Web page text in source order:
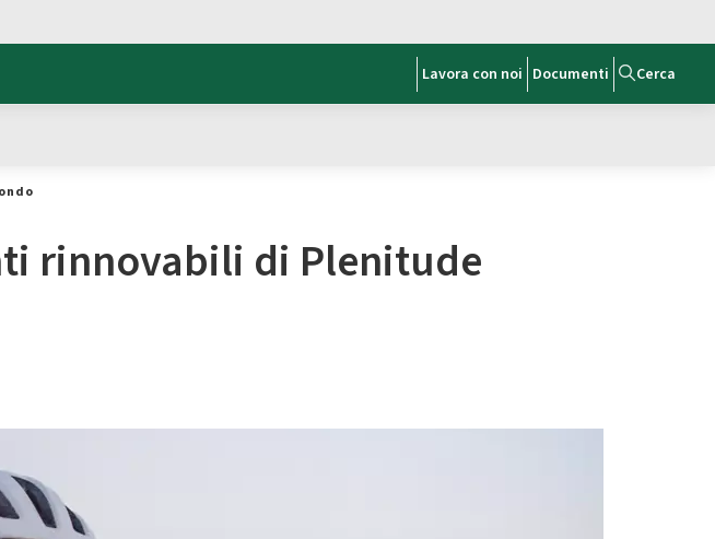
Lavora con noi Documenti Cerca
rinnovabili di Plenitude